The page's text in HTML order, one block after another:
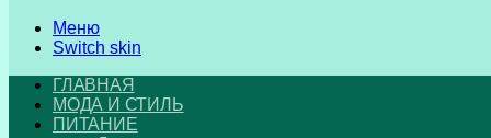
Меню
Switch skin
ГЛАВНАЯ
МОДА И СТИЛЬ
ПИТАНИЕ